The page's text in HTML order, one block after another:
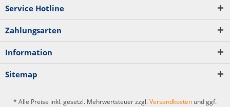
Service Hotline
Zahlungsarten
Information
Sitemap
* Alle Preise inkl. gesetzl. Mehrwertsteuer zzgl.Versandkosten und ggf.